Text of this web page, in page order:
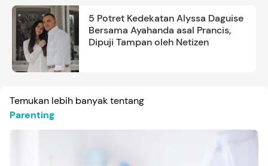
5 Potret Kedekatan Alyssa Daguise
Bersama Ayahanda asal Prancis,
Dipuji Tampan oleh Netizen
Temukan lebih banyak tentang
Parenting